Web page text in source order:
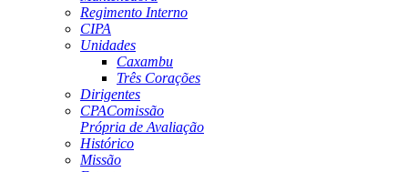
Regimento Interno
CIPA
Unidades
Caxambu
Três Corações
Dirigentes
CPAComissão
Própria de Avaliação
Histórico
Missão